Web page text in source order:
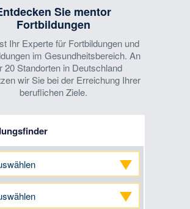
Sie mentor
Fortbildungen
Ihr Experte für Fortbildungen und
im Gesundheitsbereich. An
20 Standorten in Deutschland
wir Sie bei der Erreichung Ihrer
beruflichen Ziele.